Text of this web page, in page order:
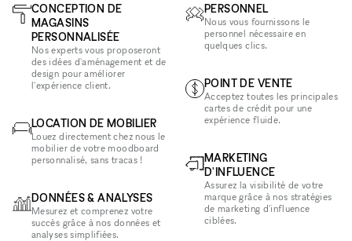
CONCEPTION DE
MAGASINS
PERSONNALISÉE
Nos experts vous proposeront
des idées d'aménagement et de
design pour améliorer
l'expérience client.
LOCATION DE MOBILIER
Louez directement chez nous le
mobilier de votre moodboard
personnalisé, sans tracas !
DONNÉES & ANALYSES
Mesurez et comprenez votre
succès grâce à nos données et
analyses simplifiées.
PERSONNEL
Nous vous fournissons le
personnel nécessaire en
quelques clics.
POINT DE VENTE
Acceptez toutes les principales
cartes de crédit pour une
expérience fluide.
MARKETING
D'INFLUENCE
Assurez la visibilité de votre
marque grâce à nos stratégies
de marketing d'influence
ciblées.